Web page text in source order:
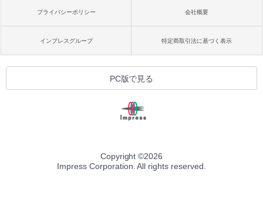
プライバシーポリシー 会社概要
インプレスグループ 特定商取引法に基づく表示
PC版で見る
Copyright ©2026
Impress Corporation. All rights reserved.